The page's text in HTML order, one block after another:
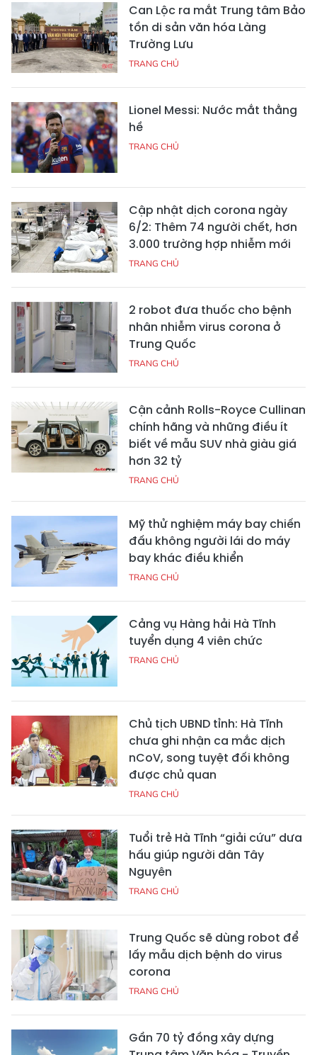
Can Lộc ra mắt Trung tâm Bảo
tồn di sản văn hóa Làng
Trường Lưu
TRANG CHỦ
Lionel Messi: Nước mắt thằng
hề
TRANG CHỦ
Cập nhật dịch corona ngày
6/2: Thêm 74 người chết, hơn
3.000 trường hợp nhiễm mới
TRANG CHỦ
2 robot đưa thuốc cho bệnh
nhân nhiễm virus corona ở
Trung Quốc
TRANG CHỦ
Cận cảnh Rolls-Royce Cullinan
chính hãng và những điều ít
biết về mẫu SUV nhà giàu giá
hơn 32 tỷ
TRANG CHỦ
Mỹ thử nghiệm máy bay chiến
đấu không người lái do máy
bay khác điều khiển
TRANG CHỦ
Cảng vụ Hàng hải Hà Tĩnh
tuyển dụng 4 viên chức
TRANG CHỦ
Chủ tịch UBND tỉnh: Hà Tĩnh
chưa ghi nhận ca mắc dịch
nCoV, song tuyệt đối không
được chủ quan
TRANG CHỦ
Tuổi trẻ Hà Tĩnh “giải cứu” dưa
hấu giúp người dân Tây
Nguyên
TRANG CHỦ
Trung Quốc sẽ dùng robot để
lấy mẫu dịch bệnh do virus
corona
TRANG CHỦ
Gần 70 tỷ đồng xây dựng